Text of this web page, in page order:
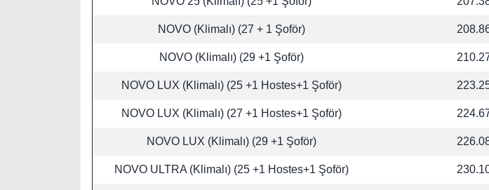
NOVO (Klimalı) (27 + 1 Şoför)
NOVO (Klimalı) (29 +1 Şoför)
NOVO LUX (Klimalı) (25 +1 Hostes+1 Şoför)
NOVO LUX (Klimalı) (27 +1 Hostes+1 Şoför)
NOVO LUX (Klimalı) (29 +1 Şoför)
NOVO ULTRA (Klimalı) (25 +1 Hostes+1 Şoför)